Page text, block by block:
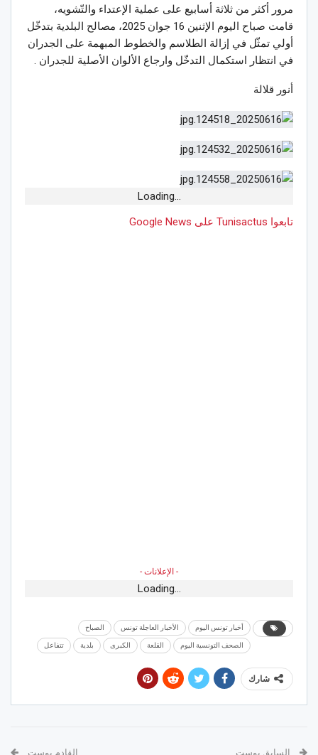
مرور أكثر من ثلاثة أسابيع على عملية الإعتداء والتّشويه،
قامت صباح اليوم الإثنين 16 جوان 2025، مصالح البلدية بتدخّل
أولي تمثّل في إزالة الطلاسم والخطوط المبهمة على الجدران
في انتظار استكمال التدخّل وارجاع الألوان الأصلية للجدران .
أنور قلالة
Loading...
تابعوا Tunisactus على Google News
- الإعلانات -
Loading...
أخبار تونس اليوم الأخبار العاجلة تونس الصباح
الصحف التونسية اليوم القلعة الكبرى بلدية تتفاعل
شارك
السابق بوست القادم بوست